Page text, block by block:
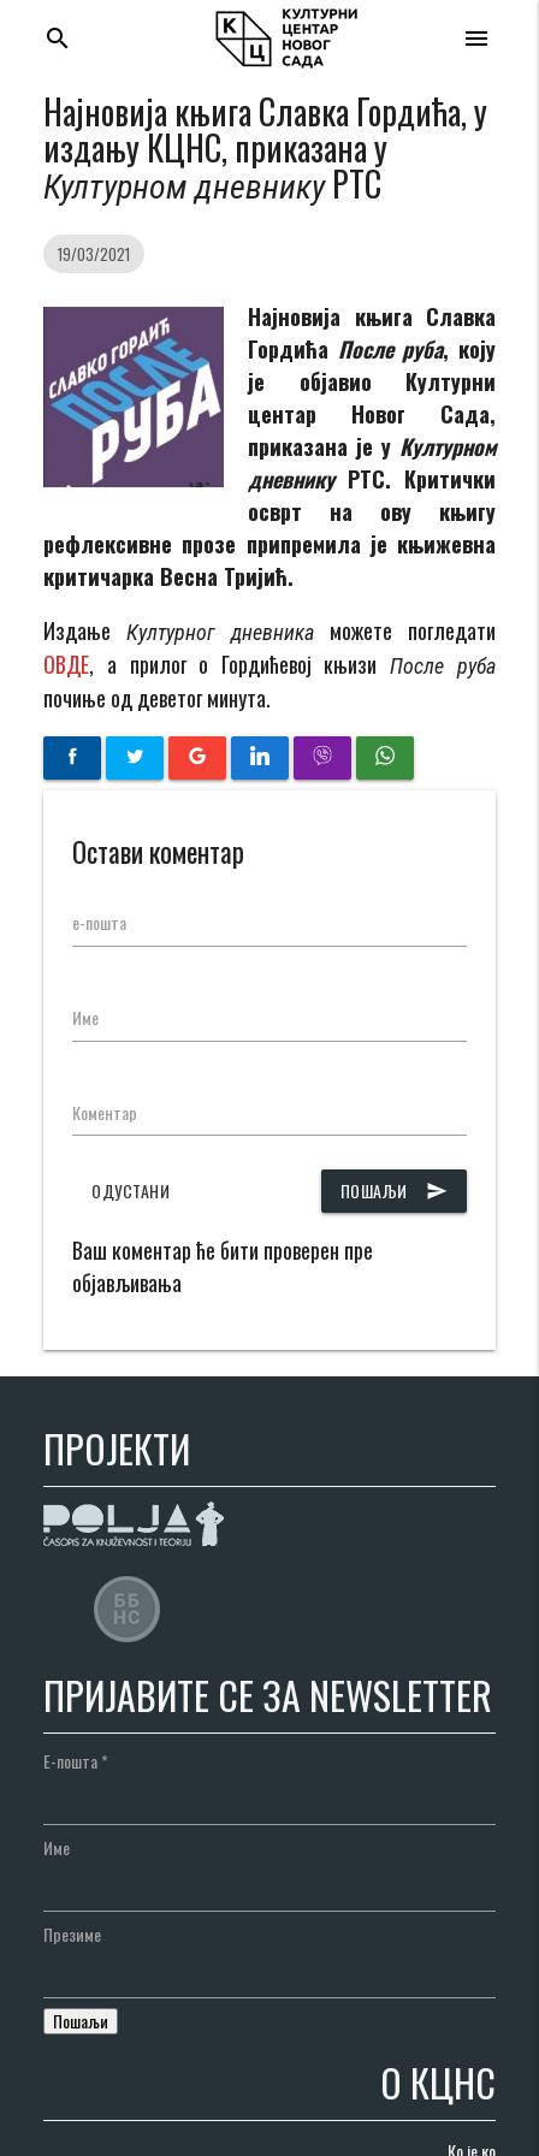
menu
search
Најновија књига Славка Гордића, у
издању КЦНС, приказана у
Културном дневникуРТС
19/03/2021
Најновија књига Славка
Гордића После руба, коју
је објавио Културни
центар Новог Сада,
приказана је у Културном
дневникуРТС. Критички
осврт на ову књигу
рефлексивне прозе припремила је књижевна
критичарка Весна Тријић.
ИздањеКултурног дневникаможете погледати
ОВДЕ, а прилог о Гордићевој књизи После руба
почиње од деветог минута.
Остави коментар
е-пошта
Име
Коментар
ПОШАЉИ send
ОДУСТАНИ
Ваш коментар ће бити проверен пре
објављивања
ПРОЈЕКТИ
ПРИЈАВИТЕ СЕ ЗА NEWSLETTER
Е-пошта*
Име
Презиме
О КЦНС
Ко је ко